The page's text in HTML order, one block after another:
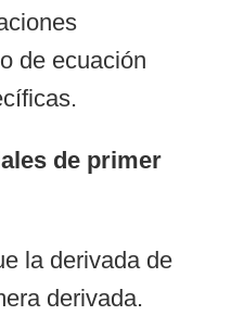
de ecuación
de primer
la derivada de
derivada.